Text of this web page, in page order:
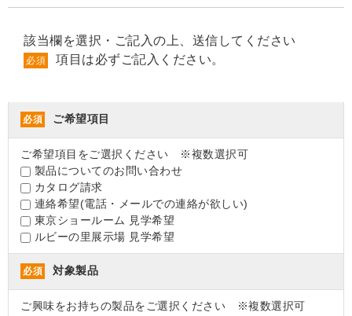
該当欄を選択・ご記入の上、送信してください
必須 項目は必ずご記入ください。
必須 ご希望項目
ご希望項目をご選択ください ※複数選択可
製品についてのお問い合わせ
カタログ請求
連絡希望(電話・メールでの連絡が欲しい)
東京ショールーム 見学希望
ルビーの里展示場 見学希望
必須 対象製品
ご興味をお持ちの製品をご選択ください ※複数選択可